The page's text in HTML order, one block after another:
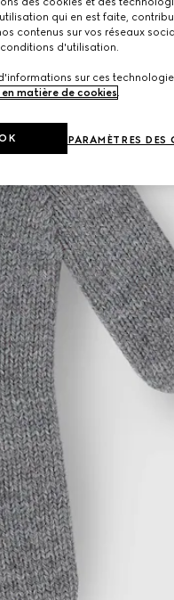
qui en est faite,
contenus sur vos réseaux
d'utilisation.
sur ces
matière de cookies
PARAMÈTRES DES